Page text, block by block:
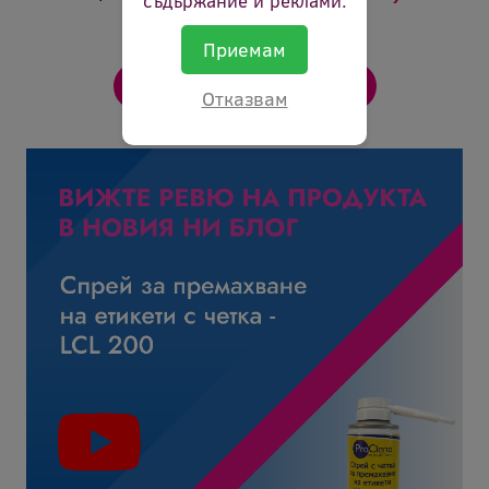
Приемам
Отказвам